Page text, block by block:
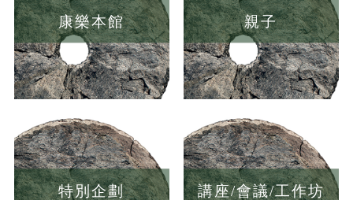
康樂本館 親子
特別企劃 講座/會議/工作坊